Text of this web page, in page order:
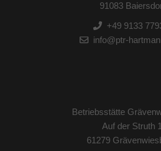
91083
+49 9133
info@ptr-
Betriebsstätte
Auf der Struth 1
61279